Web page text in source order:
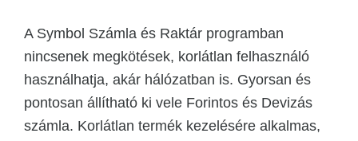
A Symbol Számla és Raktár programban
nincsenek megkötések, korlátlan felhasználó
használhatja, akár hálózatban is. Gyorsan és
pontosan állítható ki vele Forintos és Devizás
számla. Korlátlan termék kezelésére alkalmas,